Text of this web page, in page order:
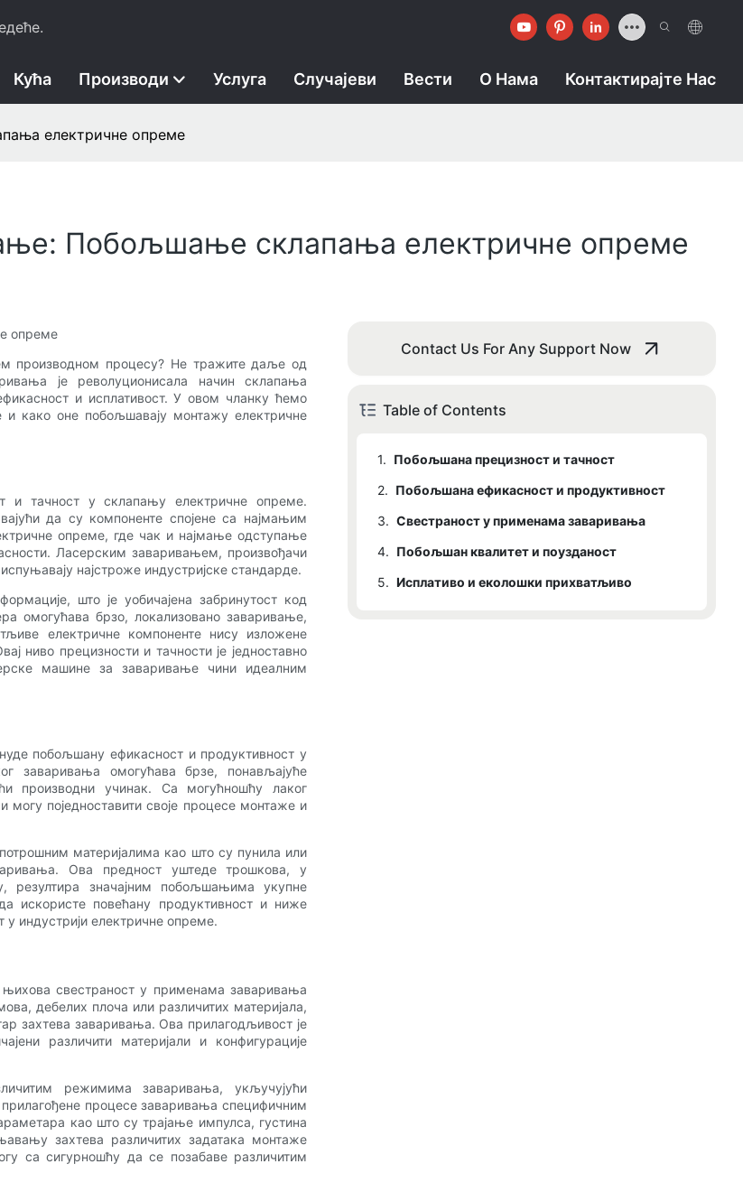
Кућа Производи Услуга Случајеви Вести О Нама Контактирајте Нас
електричне опреме
Побољшање склапања електричне опреме
опреме
производном процесу? Не тражите даље од
је револуционисала начин склапања
и исплативост. У овом чланку ћемо
како оне побољшавају монтажу електричне
и тачност у склапању електричне опреме.
да су компоненте спојене са најмањим
опреме, где чак и најмање одступање
Ласерским заваривањем, произвођачи
најстроже индустријске стандарде.
што је уобичајена забринутост код
​​омогућава брзо, локализовано заваривање,
електричне компоненте нису изложене
ниво прецизности и тачности је једноставно
машине за заваривање чини идеалним
побољшану ефикасност и продуктивност у
заваривања омогућава брзе, понављајуће
производни учинак. Са могућношћу лаког
поједноставити своје процесе монтаже и
материјалима као што су пунила или
Ова предност уштеде трошкова, у
резултира значајним побољшањима укупне
искористе повећану продуктивност и ниже
индустрији електричне опреме.
свестраност у применама заваривања
дебелих плоча или различитих материјала,
захтева заваривања. Ова прилагодљивост је
различити материјали и конфигурације
режимима заваривања, укључујући
процесе заваривања специфичним
као што су трајање импулса, густина
захтева различитих задатака монтаже
са сигурношћу да се позабаве различитим
Contact Us For Any Support Now
Table of Contents
1. Побољшана прецизност и тачност
2. Побољшана ефикасност и продуктивност
3. Свестраност у применама заваривања
4. Побољшан квалитет и поузданост
5. Исплативо и еколошки прихватљиво